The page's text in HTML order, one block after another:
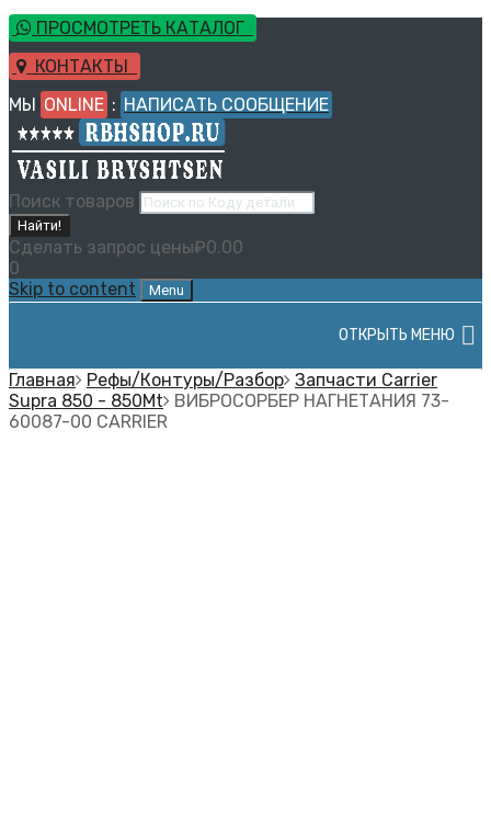
ПРОСМОТРЕТЬ КАТАЛОГ
КОНТАКТЫ
МЫ ONLINE : НАПИСАТЬ СООБЩЕНИЕ
Поиск товаров
Найти!
Сделать запрос цены₽0.00
0
Skip to content
Menu
ОТКРЫТЬ МЕНЮ
Главная Рефы/Контуры/Разбор Запчасти Carrier
Supra 850 - 850Mt
ВИБРОСОРБЕР НАГНЕТАНИЯ 73-
60087-00 CARRIER